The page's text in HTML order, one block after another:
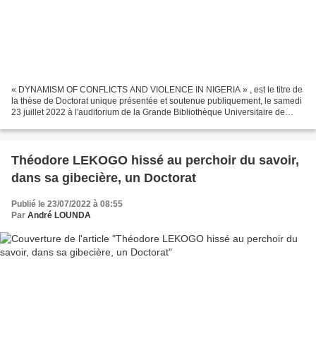
« DYNAMISM OF CONFLICTS AND VIOLENCE IN NIGERIA » , est le titre de
la thèse de Doctorat unique présentée et soutenue publiquement, le samedi
23 juillet 2022 à l'auditorium de la Grande Bibliothèque Universitaire de
Théodore LEKOGO hissé au perchoir du savoir,
dans sa gibecière, un Doctorat
Publié le 23/07/2022 à 08:55
Par André LOUNDA